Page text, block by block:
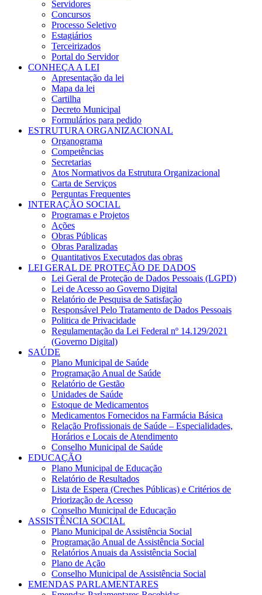
Servidores
Concursos
Processo Seletivo
Estagiários
Terceirizados
Portal do Servidor
CONHEÇA A LEI
Apresentação da lei
Mapa da lei
Cartilha
Decreto Municipal
Formulários para pedido
ESTRUTURA ORGANIZACIONAL
Organograma
Competências
Secretarias
Atos Normativos da Estrutura Organizacional
Carta de Serviços
Perguntas Frequentes
INTERAÇÃO SOCIAL
Programas e Projetos
Ações
Obras Públicas
Obras Paralizadas
Quantitativos Executados das obras
LEI GERAL DE PROTEÇÃO DE DADOS
Lei Geral de Proteção de Dados Pessoais (LGPD)
Lei de Acesso ao Governo Digital
Relatório de Pesquisa de Satisfação
Responsável Pelo Tratamento de Dados Pessoais
Politica de Privacidade
Regulamentação da Lei Federal nº 14.129/2021
(Governo Digital)
SAÚDE
Plano Municipal de Saúde
Programação Anual de Saúde
Relatório de Gestão
Unidades de Saúde
Estoque de Medicamentos
Medicamentos Fornecidos na Farmácia Básica
Relação Profissionais de Saúde – Especialidades,
Horários e Locais de Atendimento
Conselho Municipal de Saúde
EDUCAÇÃO
Plano Municipal de Educação
Relatório de Resultados
Lista de Espera (Creches Públicas) e Critérios de
Priorização de Acesso
Conselho Municipal de Educação
ASSISTÊNCIA SOCIAL
Plano Municipal de Assistência Social
Programação Anual de Assistência Social
Relatórios Anuais da Assistência Social
Plano de Ação
Conselho Municipal de Assistência Social
EMENDAS PARLAMENTARES